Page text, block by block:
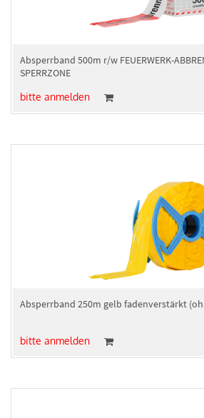
Absperrband 500m r/w FEUERWERK-
SPERRZONE
bitte anmelden
Absperrband 250m gelb fadenverstärkt
bitte anmelden